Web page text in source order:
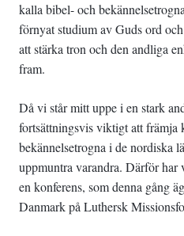
kalla bibel- och
förnyat studium av Guds ord
att stärka tron och den andliga
fram.
Då vi står mitt uppe i en stark
fortsättningsvis viktigt att främja
bekännelsetrogna i de nordiska
uppmuntra varandra. Därför
en konferens, som denna gång
Danmark på Luthersk